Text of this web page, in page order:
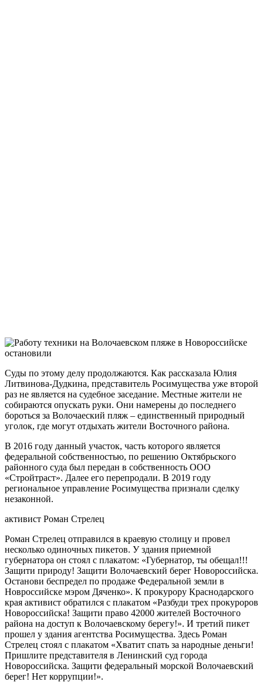
Суды по этому делу продолжаются. Как рассказала Юлия
Литвинова-Дудкина, представитель Росимущества уже второй
раз не является на судебное заседание. Местные жители не
собираются опускать руки. Они намерены до последнего
бороться за Волочаеский пляж – единственный природный
уголок, где могут отдыхать жители Восточного района.
В 2016 году данный участок, часть которого является
федеральной собственностью, по решению Октябрьского
районного суда был передан в собственность ООО
«Стройтраст». Далее его перепродали. В 2019 году
региональное управление Росимущества признали сделку
незаконной.
активист Роман Стрелец
Роман Стрелец отправился в краевую столицу и провел
несколько одиночных пикетов. У здания приемной
губернатора он стоял с плакатом: «Губернатор, ты обещал!!!
Защити природу! Защити Волочаевский берег Новороссийска.
Останови беспредел по продаже Федеральной земли в
Новроссийске мэром Дяченко». К прокурору Краснодарского
края активист обратился с плакатом «Разбуди трех прокуроров
Новороссийска! Защити право 42000 жителей Восточного
района на доступ к Волочаевскому берегу!». И третий пикет
прошел у здания агентства Росимущества. Здесь Роман
Стрелец стоял с плакатом «Хватит спать за народные деньги!
Пришлите представителя в Ленинский суд города
Новороссийска. Защити федеральный морской Волочаевский
берег! Нет коррупции!».